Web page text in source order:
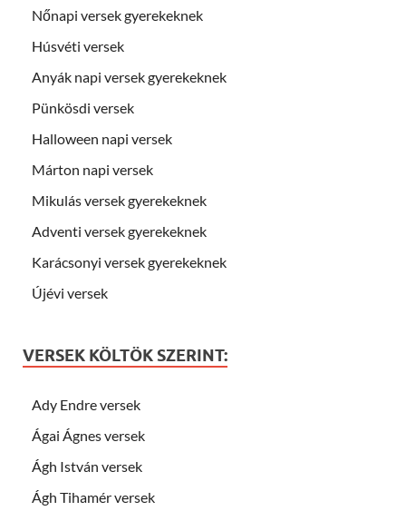
Nőnapi versek gyerekeknek
Húsvéti versek
Anyák napi versek gyerekeknek
Pünkösdi versek
Halloween napi versek
Márton napi versek
Mikulás versek gyerekeknek
Adventi versek gyerekeknek
Karácsonyi versek gyerekeknek
Újévi versek
VERSEK KÖLTÖK SZERINT:
Ady Endre versek
Ágai Ágnes versek
Ágh István versek
Ágh Tihamér versek